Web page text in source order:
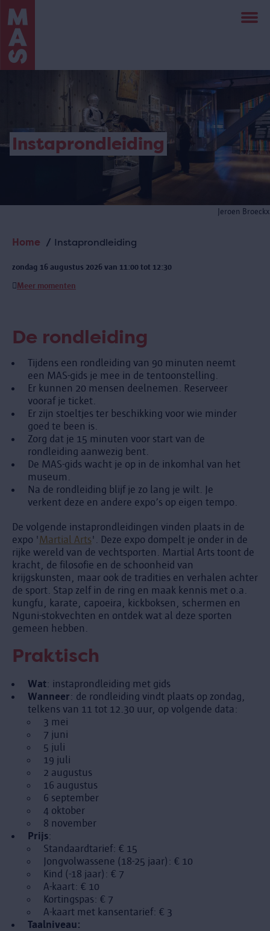
Overslaan
en
naar
inhoud
gaan
Jeroen Broeckx
Instaprondleiding
Kruimelpad
Home Instaprondleiding
zondag 16 augustus 2026 van 11:00 tot 12:30
Meer momenten
De rondleiding
Tijdens een rondleiding van 90 minuten neemt
een MAS-gids je mee in de tentoonstelling.
Er kunnen 20 mensen deelnemen. Reserveer
vooraf je ticket.
Er zijn stoeltjes ter beschikking voor wie minder
goed te been is.
Zorg dat je 15 minuten voor start van de
rondleiding aanwezig bent.
De MAS-gids wacht je op in de inkomhal van het
museum.
Na de rondleiding blijf je zo lang je wilt. Je
verkent deze en andere expo’s op eigen tempo.
De volgende instaprondleidingen vinden plaats in de
expo 'Martial Arts'. Deze expo dompelt je onder in de
rijke wereld van de vechtsporten. Martial Arts toont de
kracht, de filosofie en de schoonheid van
krijgskunsten, maar ook de tradities en verhalen achter
de sport. Stap zelf in de ring en maak kennis met o.a.
kungfu, karate, capoeira, kickboksen, schermen en
Nguni-stokvechten en ontdek wat al deze sporten
gemeen hebben.
Praktisch
Wat: instaprondleiding met gids
Wanneer: de rondleiding vindt plaats op zondag,
telkens van 11 tot 12.30 uur, op volgende data:
3 mei
7 juni
5 juli
19 juli
2 augustus
16 augustus
6 september
4 oktober
8 november
Prijs:
Standaardtarief: € 15
Jongvolwassene (18-25 jaar): € 10
Kind (-18 jaar): € 7
A-kaart: € 10
Kortingspas: € 7
A-kaart met kansentarief: € 3
Taalniveau: